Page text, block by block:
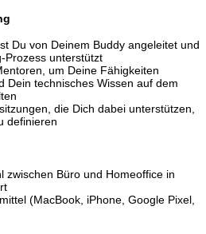
Du von Deinem Buddy angeleitet und
Prozess unterstützt
um Deine Fähigkeiten
Dein technisches Wissen auf dem
die Dich dabei unterstützen,
definieren
zwischen Büro und Homeoffice in
(MacBook, iPhone, Google Pixel,